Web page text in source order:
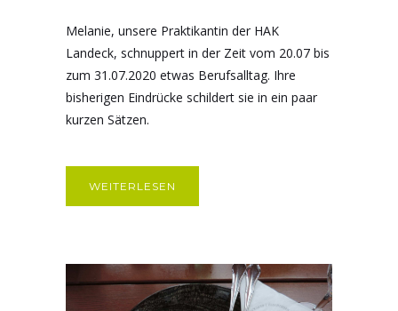
Melanie, unsere Praktikantin der HAK
Landeck, schnuppert in der Zeit vom 20.07 bis
zum 31.07.2020 etwas Berufsalltag. Ihre
bisherigen Eindrücke schildert sie in ein paar
kurzen Sätzen.
WEITERLESEN